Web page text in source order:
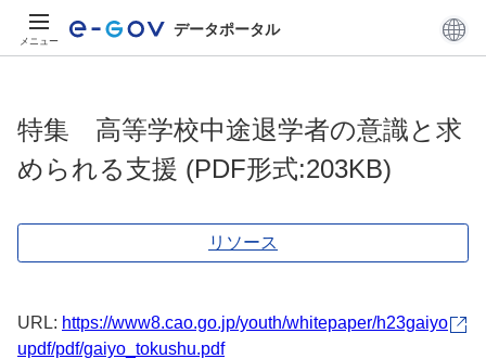
メニュー
データポータル
特集 高等学校中途退学者の意識と求
められる支援 (PDF形式:203KB)
リソース
URL: https://www8.cao.go.jp/youth/whitepaper/h23gaiyo
updf/pdf/gaiyo_tokushu.pdf